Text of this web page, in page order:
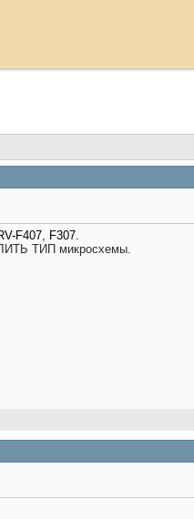
F407, F307.
ТИП микросхемы.